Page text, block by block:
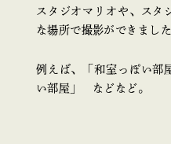
スタジオマリオや、スタ
な場所で撮影ができました
例えば、「和室っぽい
い部屋」 などなど。